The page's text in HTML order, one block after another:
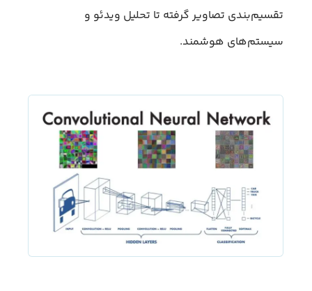
تقسیم‌بندی تصاویر گرفته تا تحلیل ویدئو و
سیستم‌های هوشمند.